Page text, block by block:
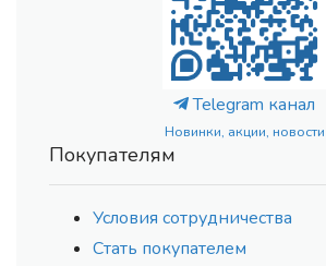
Telegram канал
Новинки, акции, новости
Покупателям
Условия сотрудничества
Стать покупателем